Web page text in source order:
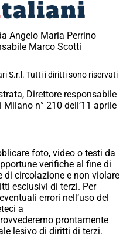
Angelo Maria Perrino
Marco Scotti
S.r.l. Tutti i diritti sono riservati
Direttore responsabile
n° 210 dell’11 aprile
foto, video o testi da
verifiche al fine di
di circolazione e non violare
esclusivi di terzi. Per
errori nell’uso del
a
prontamente
lesivo di diritti di terzi.